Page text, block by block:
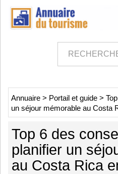
Annuaire > Portail et guide >
un séjour mémorable au Costa
Top 6 des
planifier un
au Costa Rica